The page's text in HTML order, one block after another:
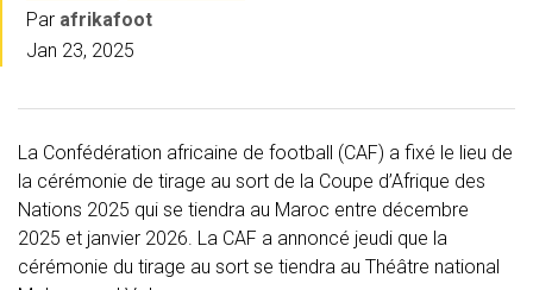
Par afrikafoot
Jan 23, 2025
La Confédération africaine de football (CAF) a fixé le lieu de
la cérémonie de tirage au sort de la Coupe d’Afrique des
Nations 2025 qui se tiendra au Maroc entre décembre
2025 et janvier 2026. La CAF a annoncé jeudi que la
cérémonie du tirage au sort se tiendra au Théâtre national